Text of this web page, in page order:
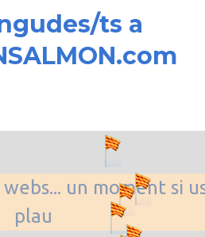
ts a
un moment si
plau